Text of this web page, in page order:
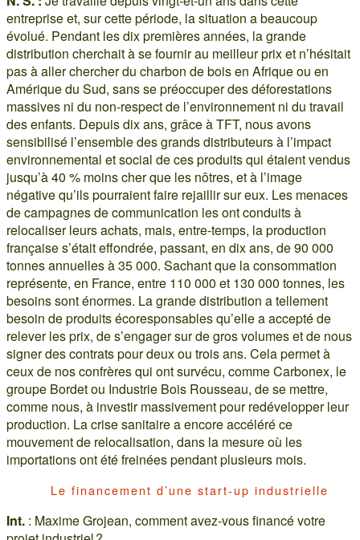
entreprise et, sur cette période, la situation a beaucoup
évolué. Pendant les dix premières années, la grande
distribution cherchait à se fournir au meilleur prix et n’hésitait
pas à aller chercher du charbon de bois en Afrique ou en
Amérique du Sud, sans se préoccuper des déforestations
massives ni du non-respect de l’environnement ni du travail
des enfants. Depuis dix ans, grâce à TFT, nous avons
sensibilisé l’ensemble des grands distributeurs à l’impact
environnemental et social de ces produits qui étaient vendus
jusqu’à 40 % moins cher que les nôtres, et à l’image
négative qu’ils pourraient faire rejaillir sur eux. Les menaces
de campagnes de communication les ont conduits à
relocaliser leurs achats, mais, entre-temps, la production
française s’était effondrée, passant, en dix ans, de 90 000
tonnes annuelles à 35 000. Sachant que la consommation
représente, en France, entre 110 000 et 130 000 tonnes, les
besoins sont énormes. La grande distribution a tellement
besoin de produits écoresponsables qu’elle a accepté de
relever les prix, de s’engager sur de gros volumes et de nous
signer des contrats pour deux ou trois ans. Cela permet à
ceux de nos confrères qui ont survécu, comme Carbonex, le
groupe Bordet ou Industrie Bois Rousseau, de se mettre,
comme nous, à investir massivement pour redévelopper leur
production. La crise sanitaire a encore accéléré ce
mouvement de relocalisation, dans la mesure où les
importations ont été freinées pendant plusieurs mois.
Le financement d’une start-up industrielle
Int. : Maxime Grojean, comment avez-vous financé votre